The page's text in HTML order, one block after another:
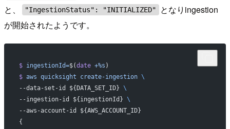
と、
"IngestionStatus": "INITIALIZED"
となりingestion
が開始されたようです。
$ ingestionId=$(date +%s )
$ aws quicksight create-ingestion \
--data-set-id ${DATA_SET_ID} \
--ingestion-id ${ingestionId} \
--aws-account-id ${AWS_ACCOUNT_ID}
{